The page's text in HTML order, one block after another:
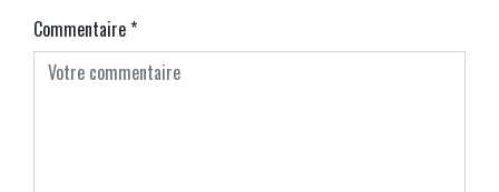
Commentaire*